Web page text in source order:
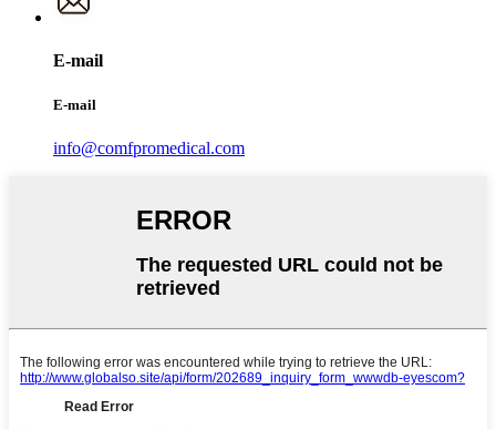
E-mail
E-mail
info@comfpromedical.com